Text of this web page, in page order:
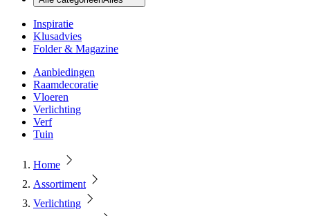
Inspiratie
Klusadvies
Folder & Magazine
Aanbiedingen
Raamdecoratie
Vloeren
Verlichting
Verf
Tuin
Home
Assortiment
Verlichting